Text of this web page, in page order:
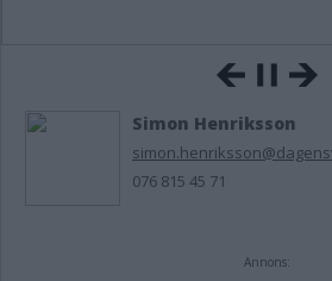
Simon Henriksson
076 815 45 71
Annons: